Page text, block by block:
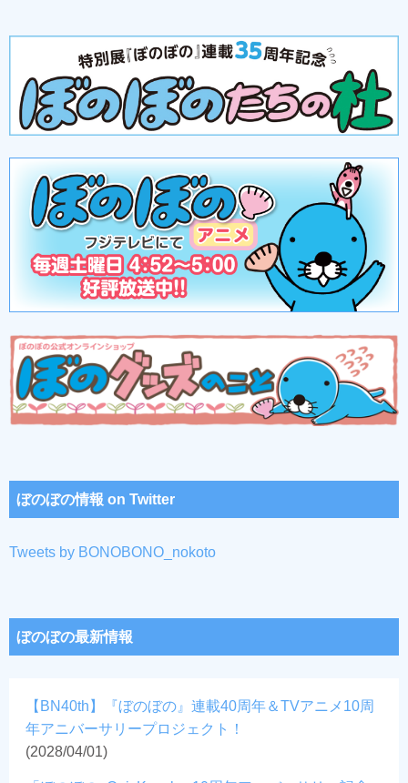
ぼのぼの情報 on Twitter
Tweets by BONOBONO_nokoto
ぼのぼの最新情報
【BN40th】『ぼのぼの』連載40周年＆TVアニメ10周
年アニバーサリープロジェクト！
(2028/04/01)